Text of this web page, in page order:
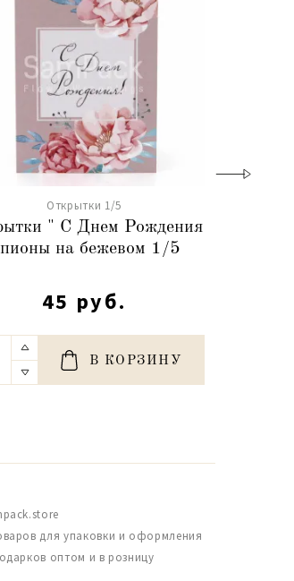
Открытки 1/5
" С Днем Рождения
на бежевом 1/5
45 руб.
В КОРЗИНУ
для упаковки и оформления
оптом и в розницу